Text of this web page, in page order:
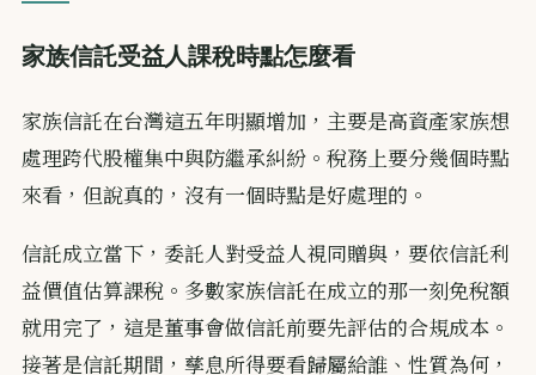
家族信託受益人課稅時點怎麼看
家族信託在台灣這五年明顯增加，主要是高資產家族想
處理跨代股權集中與防繼承糾紛。稅務上要分幾個時點
來看，但說真的，沒有一個時點是好處理的。
信託成立當下，委託人對受益人視同贈與，要依信託利
益價值估算課稅。多數家族信託在成立的那一刻免稅額
就用完了，這是董事會做信託前要先評估的合規成本。
接著是信託期間，孳息所得要看歸屬給誰、性質為何，